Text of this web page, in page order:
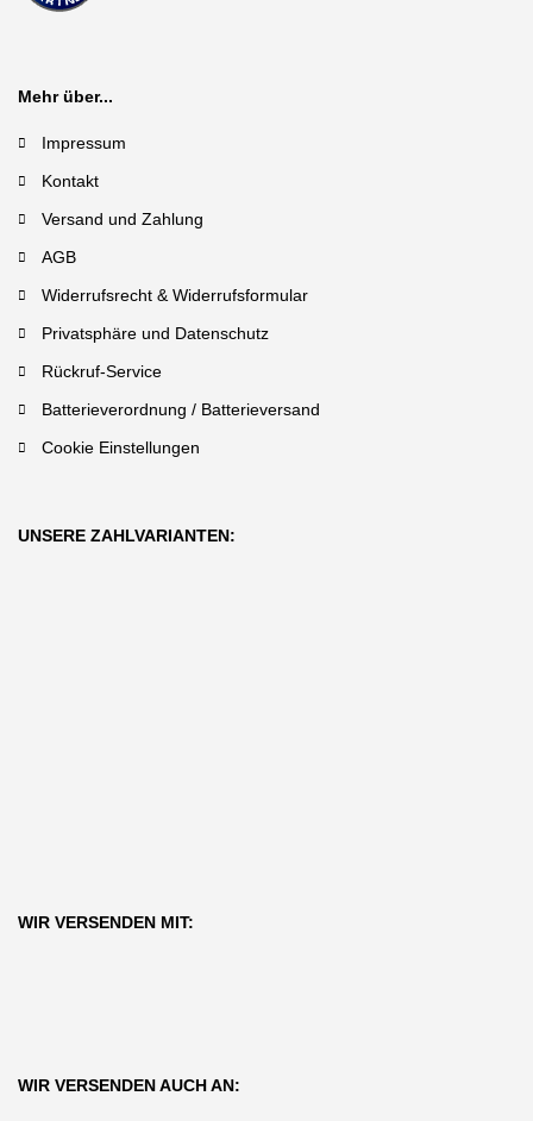
Mehr über...
Impressum
Kontakt
Versand und Zahlung
AGB
Widerrufsrecht & Widerrufsformular
Privatsphäre und Datenschutz
Rückruf-Service
Batterieverordnung / Batterieversand
Cookie Einstellungen
UNSERE ZAHLVARIANTEN:
WIR VERSENDEN MIT:
WIR VERSENDEN AUCH AN: